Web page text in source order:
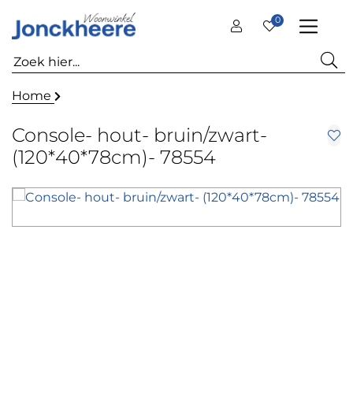
0
Home
Console- hout- bruin/zwart-
(120*40*78cm)- 78554